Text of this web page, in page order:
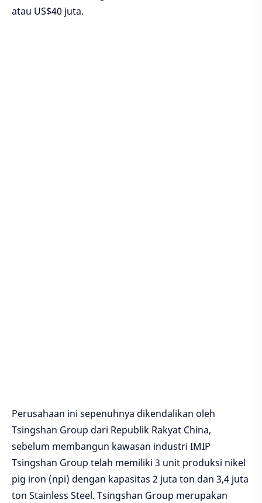
atau US$40 juta.
Perusahaan ini sepenuhnya dikendalikan oleh
Tsingshan Group dari Republik Rakyat China,
sebelum membangun kawasan industri IMIP
Tsingshan Group telah memiliki 3 unit produksi nikel
pig iron (npi) dengan kapasitas 2 juta ton dan 3,4 juta
ton Stainless Steel. Tsingshan Group merupakan